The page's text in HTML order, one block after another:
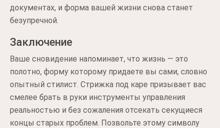
документах, и форма вашей жизни снова станет
безупречной.
Заключение
Ваше сновидение напоминает, что жизнь — это
полотно, форму которому придаете вы сами, словно
опытный стилист. Стрижка под каре призывает вас
смелее брать в руки инструменты управления
реальностью и без сожаления отсекать секущиеся
концы старых проблем. Позвольте этому символу